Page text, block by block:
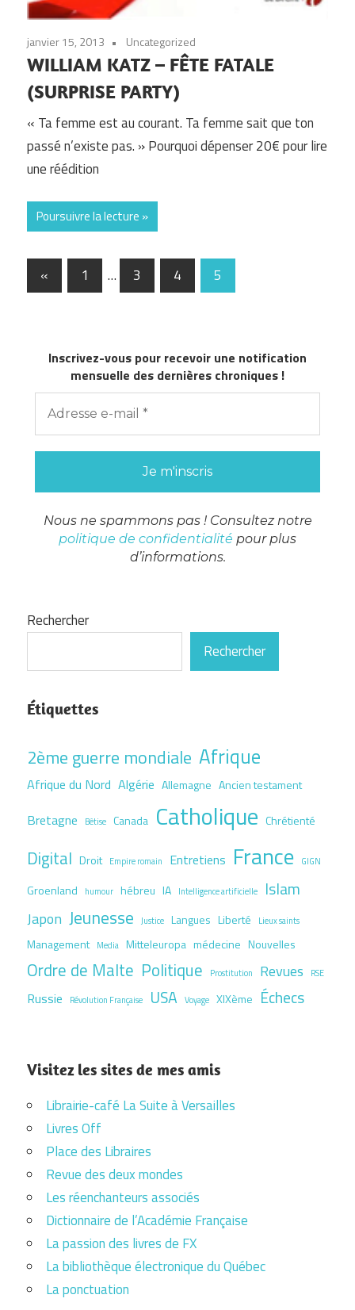
janvier 15, 2013 Uncategorized
WILLIAM KATZ – FÊTE FATALE
(SURPRISE PARTY)
« Ta femme est au courant. Ta femme sait que ton
passé n’existe pas. » Pourquoi dépenser 20€ pour lire
une réédition
Poursuivre la lecture
Pagination
des
« Previous
Posts
1 … 3 4 5
Inscrivez-vous pour recevoir une notification
mensuelle des dernières chroniques !
Nous ne spammons pas ! Consultez notre
politique de confidentialité pour plus
d’informations.
Rechercher
Rechercher
Étiquettes
2ème guerre mondiale Afrique
Afrique du Nord Algérie Allemagne Ancien testament
Bretagne Bêtise Canada Catholique Chrétienté
Digital Droit Empire romain Entretiens France GIGN
Groenland humour hébreu IA Intelligence artificielle Islam
Japon Jeunesse Justice Langues Liberté Lieux saints
Management Media Mitteleuropa médecine Nouvelles
Ordre de Malte Politique Prostitution Revues RSE
Russie Révolution Française USA Voyage XIXème Échecs
Visitez les sites de mes amis
Librairie-café La Suite à Versailles
Livres Off
Place des Libraires
Revue des deux mondes
Les réenchanteurs associés
Dictionnaire de l’Académie Française
La passion des livres de FX
La bibliothèque électronique du Québec
La ponctuation